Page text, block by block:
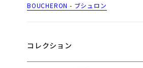
BOUCHERON - ブシュロン
コレクション